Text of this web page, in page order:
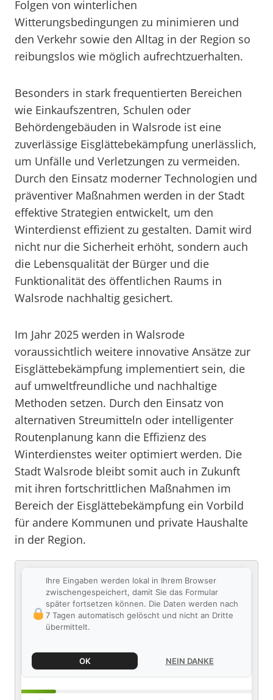
Folgen von winterlichen
Witterungsbedingungen zu minimieren und
den Verkehr sowie den Alltag in der Region so
reibungslos wie möglich aufrechtzuerhalten.
Besonders in stark frequentierten Bereichen
wie Einkaufszentren, Schulen oder
Behördengebäuden in Walsrode ist eine
zuverlässige Eisglättebekämpfung unerlässlich,
um Unfälle und Verletzungen zu vermeiden.
Durch den Einsatz moderner Technologien und
präventiver Maßnahmen werden in der Stadt
effektive Strategien entwickelt, um den
Winterdienst effizient zu gestalten. Damit wird
nicht nur die Sicherheit erhöht, sondern auch
die Lebensqualität der Bürger und die
Funktionalität des öffentlichen Raums in
Walsrode nachhaltig gesichert.
Im Jahr 2025 werden in Walsrode
voraussichtlich weitere innovative Ansätze zur
Eisglättebekämpfung implementiert sein, die
auf umweltfreundliche und nachhaltige
Methoden setzen. Durch den Einsatz von
alternativen Streumitteln oder intelligenter
Routenplanung kann die Effizienz des
Winterdienstes weiter optimiert werden. Die
Stadt Walsrode bleibt somit auch in Zukunft
mit ihren fortschrittlichen Maßnahmen im
Bereich der Eisglättebekämpfung ein Vorbild
für andere Kommunen und private Haushalte
in der Region.
Ihre Eingaben werden lokal in Ihrem Browser
zwischengespeichert, damit Sie das Formular
später fortsetzen können. Die Daten werden nach
7 Tagen automatisch gelöscht und nicht an Dritte
übermittelt.
OK NEIN DANKE